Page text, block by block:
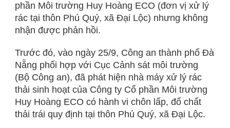
phần Môi trường Huy Hoàng ECO (đơn vị xử lý
rác tại thôn Phú Quý, xã Đại Lộc) nhưng không
nhận được phản hồi.
Trước đó, vào ngày 25/9, Công an thành phố Đà
Nẵng phối hợp với Cục Cảnh sát môi trường
(Bộ Công an), đã phát hiện nhà máy xử lý rác
thải sinh hoạt của Công ty Cổ phần Môi trường
Huy Hoàng ECO có hành vi chôn lấp, đổ chất
thải trái quy định tại thôn Phú Quý, xã Đại Lộc.